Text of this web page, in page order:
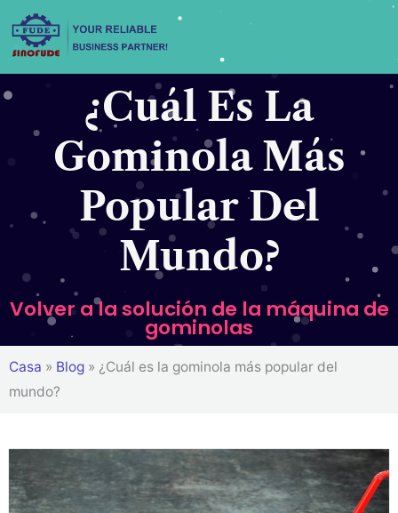
saltar
contenido
¿Cuál Es La
Gominola Más
Popular Del
Mundo?
Volver a la solución de la máquina de
gominolas
Casa » Blog » ¿Cuál es la gominola más popular del
mundo?